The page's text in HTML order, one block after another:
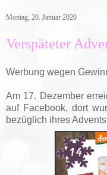
Montag, 20. Januar 2020
Verspäteter
Werbung wegen
Am 17. Dezember
auf Facebook, dort
bezüglich ihres